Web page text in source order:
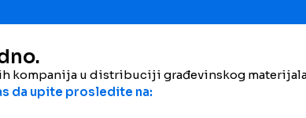
Dodaj na poređenje Dodaj na
Šifra proizvoda:-
Kategorije:Kamena vuna
kompanija u distribuciji građevinskog
da upite prosledite na: